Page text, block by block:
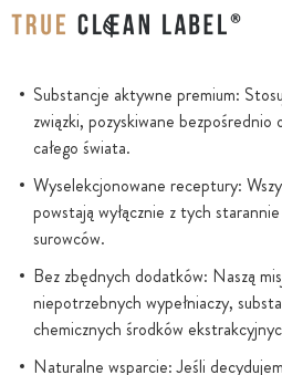
Substancje aktywne premium:
związki, pozyskiwane
całego świata.
Wyselekcjonowane receptury:
powstają wyłącznie z tych
surowców.
Bez zbędnych dodatków: Naszą
niepotrzebnych wypełniaczy,
chemicznych środków
Naturalne wsparcie: Jeśli